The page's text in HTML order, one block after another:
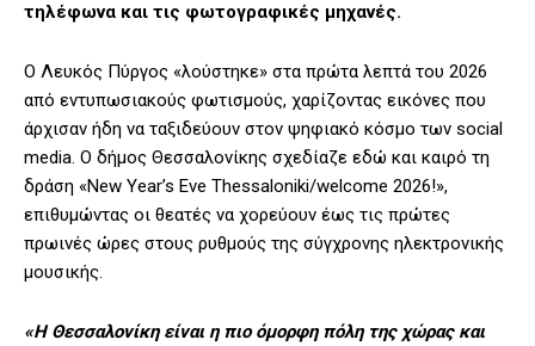
τηλέφωνα και τις φωτογραφικές μηχανές.
Ο Λευκός Πύργος «λούστηκε» στα πρώτα λεπτά του 2026
από εντυπωσιακούς φωτισμούς, χαρίζοντας εικόνες που
άρχισαν ήδη να ταξιδεύουν στον ψηφιακό κόσμο των social
media. Ο δήμος Θεσσαλονίκης σχεδίαζε εδώ και καιρό τη
δράση «New Year’s Eve Thessaloniki/welcome 2026!»,
επιθυμώντας οι θεατές να χορεύουν έως τις πρώτες
πρωινές ώρες στους ρυθμούς της σύγχρονης ηλεκτρονικής
μουσικής.
«Η Θεσσαλονίκη είναι η πιο όμορφη πόλη της χώρας και